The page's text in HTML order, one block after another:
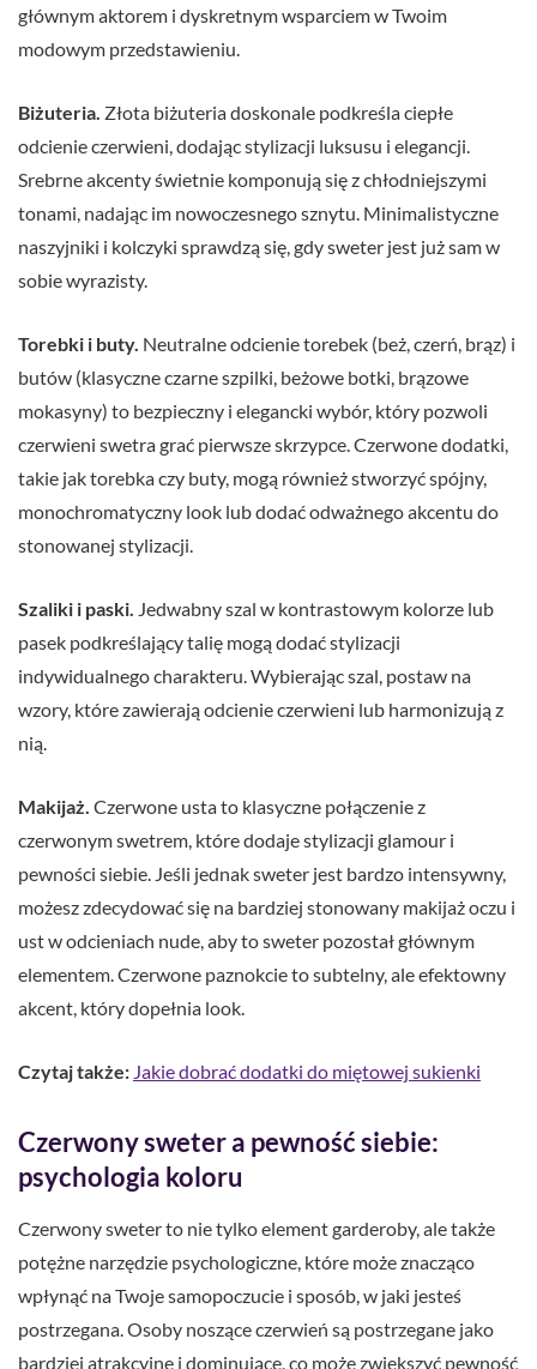
głównym aktorem i dyskretnym wsparciem w Twoim
modowym przedstawieniu.
Biżuteria. Złota biżuteria doskonale podkreśla ciepłe
odcienie czerwieni, dodając stylizacji luksusu i elegancji.
Srebrne akcenty świetnie komponują się z chłodniejszymi
tonami, nadając im nowoczesnego sznytu. Minimalistyczne
naszyjniki i kolczyki sprawdzą się, gdy sweter jest już sam w
sobie wyrazisty.
Torebki i buty. Neutralne odcienie torebek (beż, czerń, brąz) i
butów (klasyczne czarne szpilki, beżowe botki, brązowe
mokasyny) to bezpieczny i elegancki wybór, który pozwoli
czerwieni swetra grać pierwsze skrzypce. Czerwone dodatki,
takie jak torebka czy buty, mogą również stworzyć spójny,
monochromatyczny look lub dodać odważnego akcentu do
stonowanej stylizacji.
Szaliki i paski. Jedwabny szal w kontrastowym kolorze lub
pasek podkreślający talię mogą dodać stylizacji
indywidualnego charakteru. Wybierając szal, postaw na
wzory, które zawierają odcienie czerwieni lub harmonizują z
nią.
Makijaż. Czerwone usta to klasyczne połączenie z
czerwonym swetrem, które dodaje stylizacji glamour i
pewności siebie. Jeśli jednak sweter jest bardzo intensywny,
możesz zdecydować się na bardziej stonowany makijaż oczu i
ust w odcieniach nude, aby to sweter pozostał głównym
elementem. Czerwone paznokcie to subtelny, ale efektowny
akcent, który dopełnia look.
Czytaj także: Jakie dobrać dodatki do miętowej sukienki
Czerwony sweter a pewność siebie:
psychologia koloru
Czerwony sweter to nie tylko element garderoby, ale także
potężne narzędzie psychologiczne, które może znacząco
wpłynąć na Twoje samopoczucie i sposób, w jaki jesteś
postrzegana. Osoby noszące czerwień są postrzegane jako
bardziej atrakcyjne i dominujące, co może zwiększyć pewność